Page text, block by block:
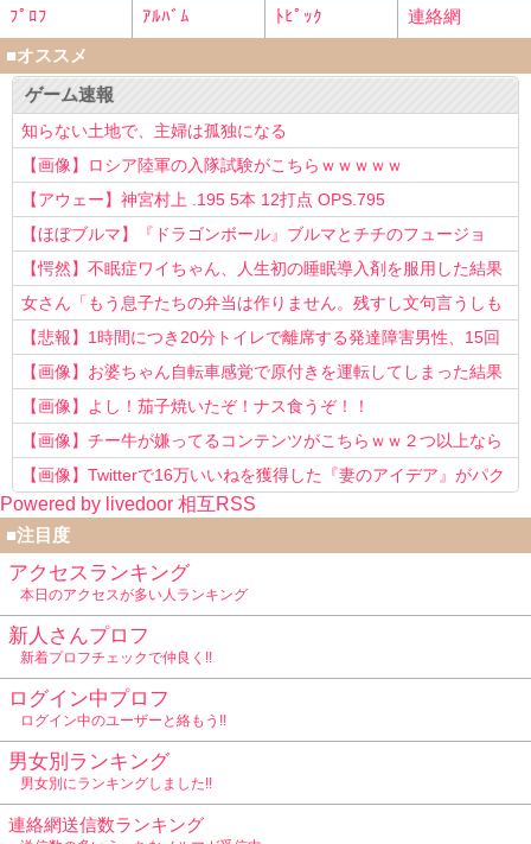
ﾌﾟﾛﾌ
ｱﾙﾊﾞﾑ ﾄﾋﾟｯｸ
連絡網
■オススメ
ゲーム速報
知らない土地で、主婦は孤独になる
【画像】ロシア陸軍の入隊試験がこちらｗｗｗｗｗ
【アウェー】神宮村上 .195 5本 12打点 OPS.795
【ほぼブルマ】『ドラゴンボール』ブルマとチチのフュージョ
ン、クッソ可愛すぎるwwwwwww
【愕然】不眠症ワイちゃん、人生初の睡眠導入剤を服用した結果
ｗｗｗｗ
女さん「もう息子たちの弁当は作りません。残すし文句言うしも
う知らない！」
【悲報】1時間につき20分トイレで離席する発達障害男性、15回
以上転職を重ねてしまう
【画像】お婆ちゃん自転車感覚で原付きを運転してしまった結果
www
【画像】よし！茄子焼いたぞ！ナス食うぞ！！
【画像】チー牛が嫌ってるコンテンツがこちらｗｗ２つ以上なら
確定ｗｗ
【画像】Twitterで16万いいねを獲得した『妻のアイデア』がパク
リで草www
Powered by livedoor 相互RSS
■注目度
アクセスランキング
本日のアクセスが多い人ランキング
新人さんプロフ
新着プロフチェックで仲良く!!
ログイン中プロフ
ログイン中のユーザーと絡もう!!
男女別ランキング
男女別にランキングしました!!
連絡網送信数ランキング